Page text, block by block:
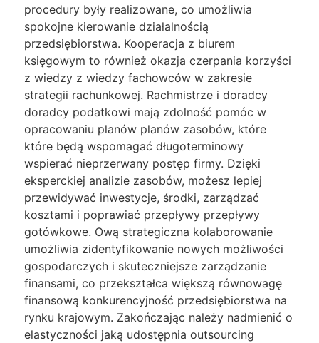
procedury były realizowane, co umożliwia
spokojne kierowanie działalnością
przedsiębiorstwa. Kooperacja z biurem
księgowym to również okazja czerpania korzyści
z wiedzy z wiedzy fachowców w zakresie
strategii rachunkowej. Rachmistrze i doradcy
doradcy podatkowi mają zdolność pomóc w
opracowaniu planów planów zasobów, które
które będą wspomagać długoterminowy
wspierać nieprzerwany postęp firmy. Dzięki
eksperckiej analizie zasobów, możesz lepiej
przewidywać inwestycje, środki, zarządzać
kosztami i poprawiać przepływy przepływy
gotówkowe. Ową strategiczna kolaborowanie
umożliwia zidentyfikowanie nowych możliwości
gospodarczych i skuteczniejsze zarządzanie
finansami, co przekształca większą równowagę
finansową konkurencyjność przedsiębiorstwa na
rynku krajowym. Zakończając należy nadmienić o
elastyczności jaką udostępnia outsourcing